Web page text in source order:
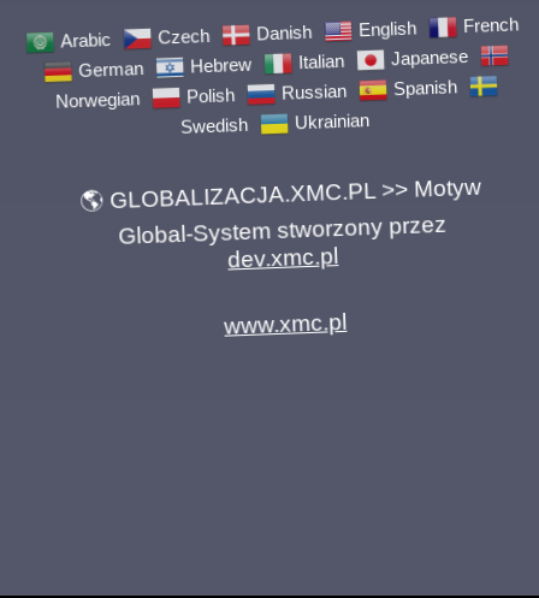
Arabic Czech Danish English French
German Hebrew Italian Japanese
Norwegian Polish Russian Spanish
Swedish Ukrainian
🌎 GLOBALIZACJA.XMC.PL >> Motyw
Global-System stworzony przez
dev.xmc.pl
www.xmc.pl